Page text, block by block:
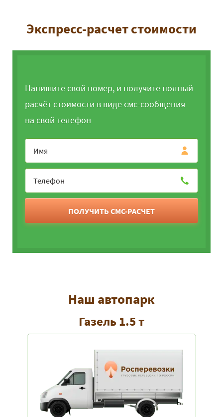
Экспресс-расчет стоимости
Напишите свой номер, и получите полный
расчёт стоимости в виде смс-сообщения
на свой телефон
ПОЛУЧИТЬ СМС-РАСЧЕТ
Наш автопарк
Газель 1.5 т